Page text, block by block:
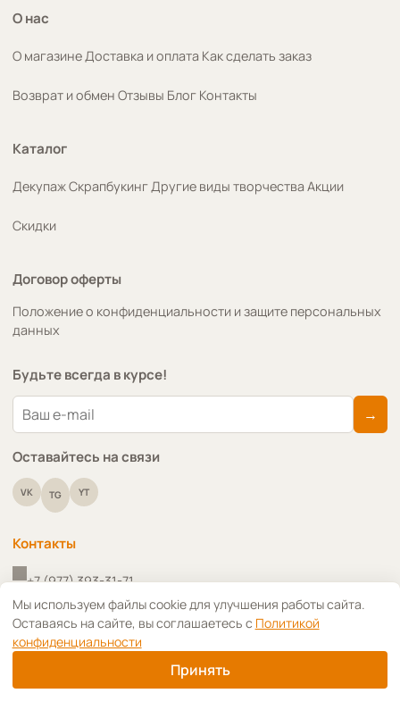
О нас
О магазинеДоставка и оплата Как сделать заказ
Возврат и обмен Отзывы Блог Контакты
Каталог
ДекупажСкрапбукингДругие виды творчества Акции
Скидки
Договор оферты
Положение о конфиденциальности и защите персональных
данных
Будьте всегда в курсе!
→
Оставайтесь на связи
VK TG YT
Контакты
+7 (977) 393-31-71
+7 (910) 418-91-09
↑
Мы используем файлы cookie для улучшения работы сайта.
Оставаясь на сайте, вы соглашаетесь с Политикой
конфиденциальности
Принять